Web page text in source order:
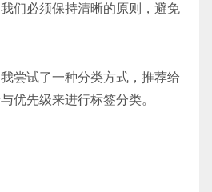
们必须保持清晰的原则，避免
尝试了一种分类方式，推荐给
优先级来进行标签分类。